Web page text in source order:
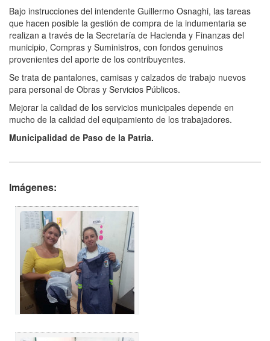
Bajo instrucciones del intendente Guillermo Osnaghi, las tareas
que hacen posible la gestión de compra de la indumentaria se
realizan a través de la Secretaría de Hacienda y Finanzas del
municipio, Compras y Suministros, con fondos genuinos
provenientes del aporte de los contribuyentes.
Se trata de pantalones, camisas y calzados de trabajo nuevos
para personal de Obras y Servicios Públicos.
Mejorar la calidad de los servicios municipales depende en
mucho de la calidad del equipamiento de los trabajadores.
Municipalidad de Paso de la Patria.
Imágenes: